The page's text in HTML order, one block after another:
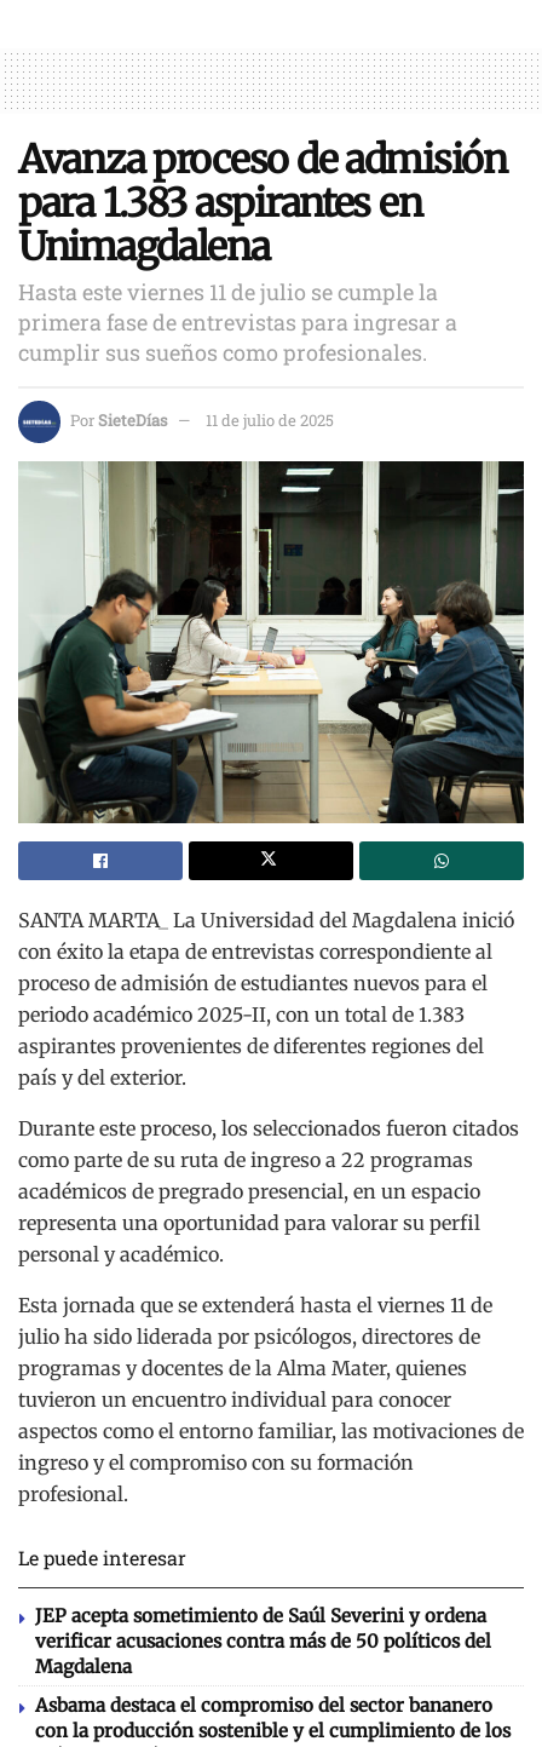
Avanza proceso de admisión
para 1.383 aspirantes en
Unimagdalena
Hasta este viernes 11 de julio se cumple la
primera fase de entrevistas para ingresar a
cumplir sus sueños como profesionales.
PorSieteDías 11 de julio de 2025
SANTA MARTA_ La Universidad del Magdalena inició
con éxito la etapa de entrevistas correspondiente al
proceso de admisión de estudiantes nuevos para el
periodo académico 2025-II, con un total de 1.383
aspirantes provenientes de diferentes regiones del
país y del exterior.
Durante este proceso, los seleccionados fueron citados
como parte de su ruta de ingreso a 22 programas
académicos de pregrado presencial, en un espacio
representa una oportunidad para valorar su perfil
personal y académico.
Esta jornada que se extenderá hasta el viernes 11 de
julio ha sido liderada por psicólogos, directores de
programas y docentes de la Alma Mater, quienes
tuvieron un encuentro individual para conocer
aspectos como el entorno familiar, las motivaciones de
ingreso y el compromiso con su formación
profesional.
Le puede interesar
JEP acepta sometimiento de Saúl Severini y ordena
verificar acusaciones contra más de 50 políticos del
Magdalena
Asbama destaca el compromiso del sector bananero
con la producción sostenible y el cumplimiento de los